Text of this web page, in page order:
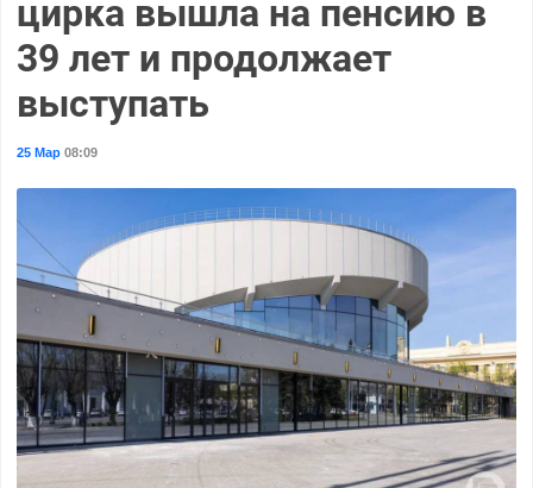
цирка вышла на пенсию в
39 лет и продолжает
выступать
25 Мар08:09